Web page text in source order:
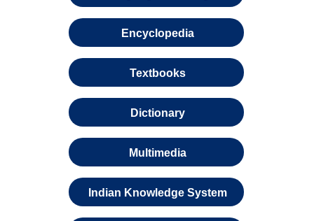
Encyclopedia
Textbooks
Dictionary
Multimedia
Indian Knowledge System